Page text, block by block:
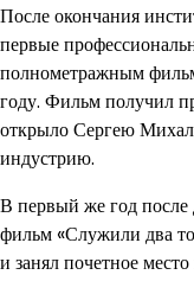
После окончания
первые
полнометражным
году. Фильм получил
открыло Сергею
индустрию.
В первый же год после
фильм «Служили два
и занял почетное